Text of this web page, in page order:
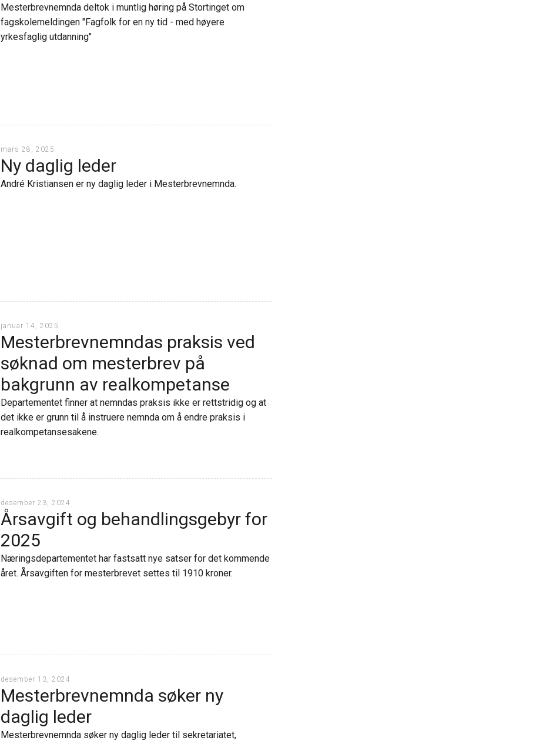
Mesterbrevnemnda deltok i muntlig høring på Stortinget om
fagskolemeldingen "Fagfolk for en ny tid - med høyere
yrkesfaglig utdanning"
mars 28, 2025
Ny daglig leder
André Kristiansen er ny daglig leder i Mesterbrevnemnda.
januar 14, 2025
Mesterbrevnemndas praksis ved
søknad om mesterbrev på
bakgrunn av realkompetanse
Departementet finner at nemndas praksis ikke er rettstridig og at
det ikke er grunn til å instruere nemnda om å endre praksis i
realkompetansesakene.
desember 23, 2024
Årsavgift og behandlingsgebyr for
2025
Næringsdepartementet har fastsatt nye satser for det kommende
året. Årsavgiften for mesterbrevet settes til 1910 kroner.
desember 13, 2024
Mesterbrevnemnda søker ny
daglig leder
Mesterbrevnemnda søker ny daglig leder til sekretariatet,